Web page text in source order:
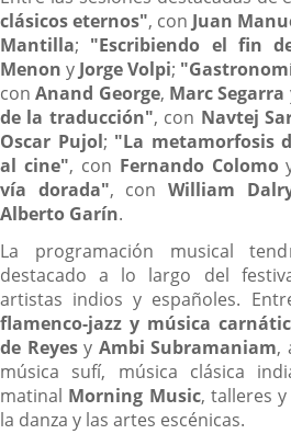
clásicos eternos", conJuan
Mantilla; "Escribiendo el fin
Menon yJorge Volpi;
conAnand George, Marc Segarra
de la traducción", con Navtej
Oscar Pujol; "La metamorfosis
al cine", con Fernando Colomo
vía dorada", conWilliam
Alberto Garín.
La programación musical
destacado a lo largo del
artistas indios y españoles.
flamenco-jazz y música
de Reyesy Ambi Subramaniam,
música sufí, música clásica
matinal Morning Music, talleres
la danza y las artes escénicas.